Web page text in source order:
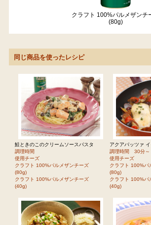
クラフト 100%パルメザンチ
(80g)
同じ商品を使ったレシピ
鮭ときのこのクリームソースパスタ
調理時間
使用チーズ
クラフト 100%パルメザンチーズ
(80g)
クラフト 100%パルメザンチーズ
(40g)
アクアパッツァ
調理時間 30分～
使用チーズ
クラフト 100%パ
(80g)
クラフト 100%パ
(40g)